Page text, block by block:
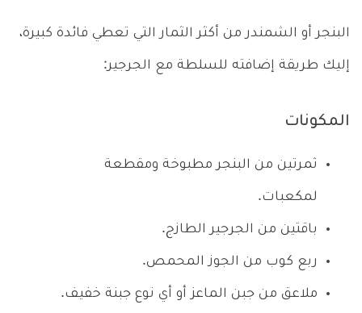
البنجر أو الشمندر من أكثر الثمار التي تعطي فائدة كبيرة،
إليك طريقة إضافته للسلطة مع الجرجير:
المكونات
ثمرتين من البنجر مطبوخة ومقطعة
لمكعبات.
باقتين من الجرجير الطازج.
ربع كوب من الجوز المحمص.
ملاعق من جبن الماعز أو أي نوع جبنة خفيف.